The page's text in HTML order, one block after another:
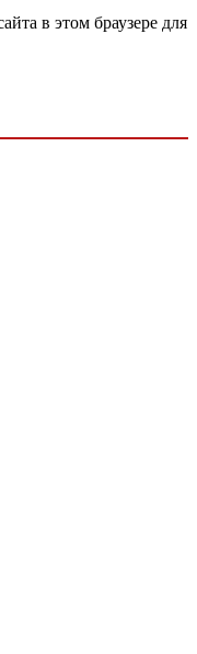
в этом браузере для